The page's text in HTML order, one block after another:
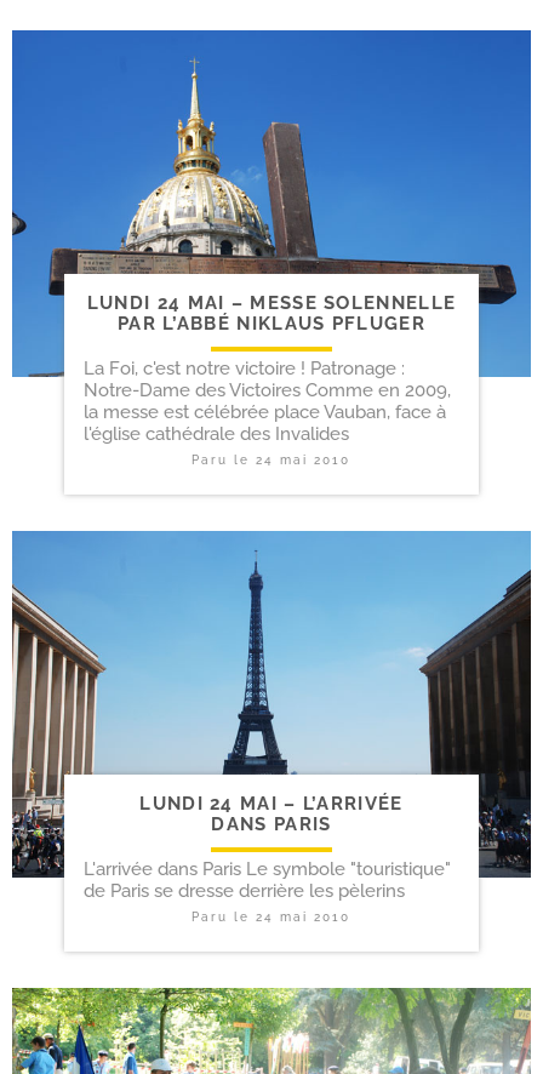
LUNDI 24 MAI – MESSE SOLENNELLE
PAR L’ABBÉ NIKLAUS PFLUGER
La Foi, c'est notre victoire ! Patronage :
Notre-Dame des Victoires Comme en 2009,
la messe est célébrée place Vauban, face à
l'église cathédrale des Invalides
Paru le24 mai 2010
LUNDI 24 MAI – L’ARRIVÉE
DANS PARIS
L'arrivée dans Paris Le symbole "touristique"
de Paris se dresse derrière les pèlerins
Paru le24 mai 2010